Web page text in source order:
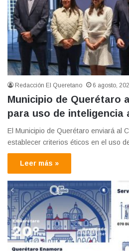
Redacción El Queretano 6 agosto,
Municipio de Querétaro
para uso de inteligencia
El Municipio de Querétaro enviará al
establecer criterios éticos en el uso
Leer más »